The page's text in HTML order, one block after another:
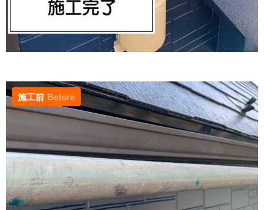
施工前 Before